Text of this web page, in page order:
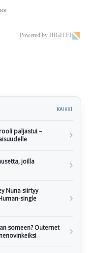
Powered by HIGH.FI
KAIKKI
paljastui –
joilla
Nuna siirtyy
single
someen? Outernet